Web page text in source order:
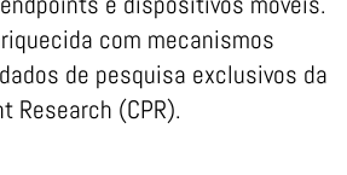
com mecanismos
de pesquisa exclusivos da
Research (CPR).